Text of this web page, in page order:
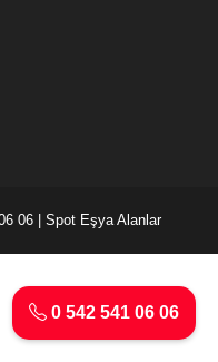
06 | Spot Eşya Alanlar
0 542 541 06 06